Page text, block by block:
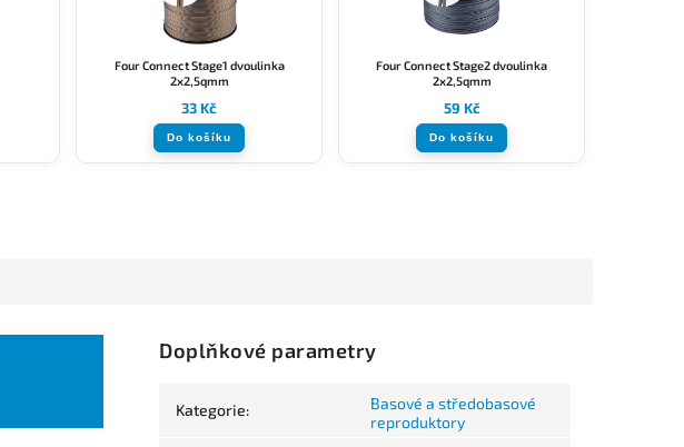
Four Connect Stage1 dvoulinka
2x2,5qmm
33 Kč
Do košíku
Four Connect Stage2 dvoulinka
2x2,5qmm
59 Kč
Do košíku
Doplňkové parametry
Kategorie:
Basové a středobasové
reproduktory